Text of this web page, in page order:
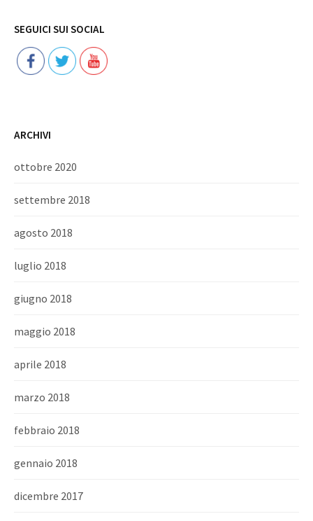
SEGUICI SUI SOCIAL
ARCHIVI
ottobre 2020
settembre 2018
agosto 2018
luglio 2018
giugno 2018
maggio 2018
aprile 2018
marzo 2018
febbraio 2018
gennaio 2018
dicembre 2017